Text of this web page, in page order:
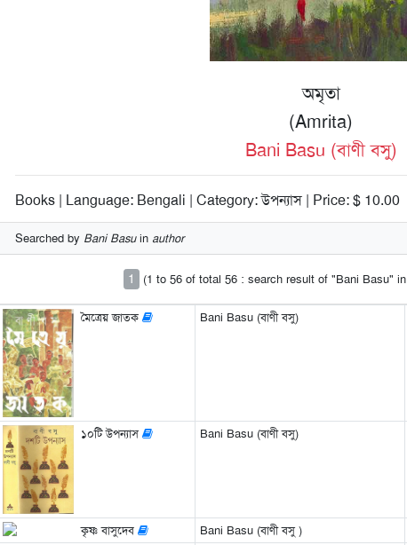
অমৃতা
(Amrita)
Bani Basu (বাণী বসু)
Books | Language: Bengali | Category: উপন্যাস | Price: $ 10.00
Searched by Bani Basuin author
1 (1 to 56 of total 56 : search result of "Bani Basu" in
মৈত্রেয় জাতক Bani Basu (বাণী বসু)
১০টি উপন্যাস Bani Basu (বাণী বসু)
কৃষ্ণ বাসুদেব Bani Basu (বাণী বসু )